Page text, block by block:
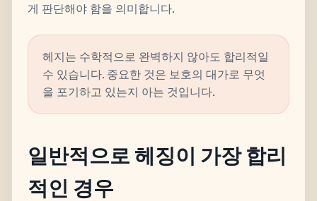
게 판단해야 함을 의미합니다.
헤지는 수학적으로 완벽하지 않아도 합리적일
수 있습니다. 중요한 것은 보호의 대가로 무엇
을 포기하고 있는지 아는 것입니다.
일반적으로 헤징이 가장 합리
적인 경우